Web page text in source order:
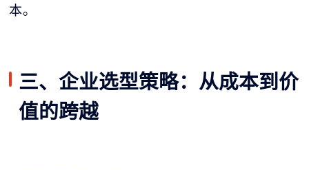
本。
三、企业选型策略：从成本到价
值的跨越